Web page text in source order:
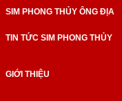
SIM PHONG THỦY ÔNG ĐỊA
TIN TỨC SIM PHONG THỦY
GIỚI THIỆU